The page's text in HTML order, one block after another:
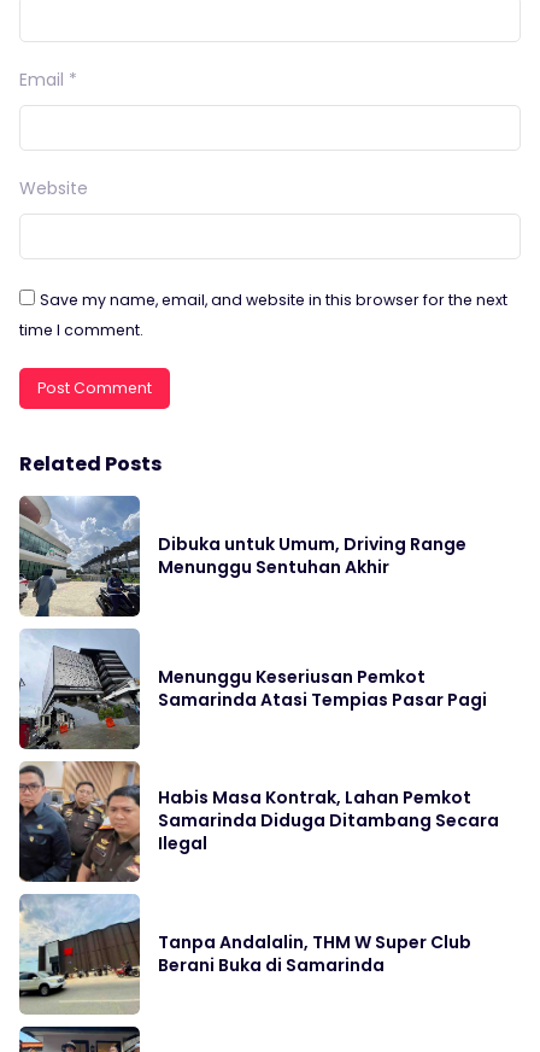
Email *
Website
Save my name, email, and website in this browser for the next
time I comment.
Related Posts
Dibuka untuk Umum, Driving Range
Menunggu Sentuhan Akhir
Menunggu Keseriusan Pemkot
Samarinda Atasi Tempias Pasar Pagi
Habis Masa Kontrak, Lahan Pemkot
Samarinda Diduga Ditambang Secara
Ilegal
Tanpa Andalalin, THM W Super Club
Berani Buka di Samarinda